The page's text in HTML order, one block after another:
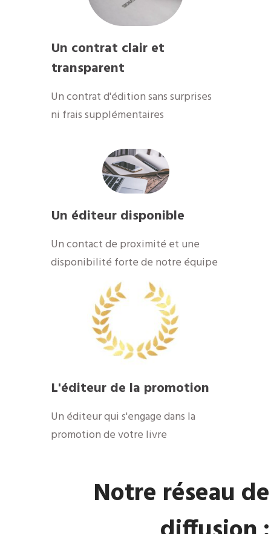
Un contrat clair et
transparent
Un contrat d'édition sans surprises
ni frais supplémentaires
Un éditeur disponible
​Un contact de proximité et une
disponibilité forte de notre équipe
​L'éditeur de la promotion
​Un éditeur qui s'engage dans la
promotion de votre livre
​Notre réseau de